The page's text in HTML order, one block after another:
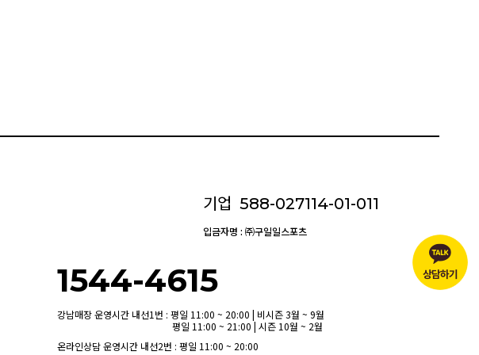
기업 588-027114-01-011
입금자명 : ㈜구일일스포츠
1544-4615
강남매장 운영시간 내선1번 : 평일 11:00 ~ 20:00 | 비시즌 3월 ~ 9월
평일 11:00 ~ 21:00 | 시즌 10월 ~ 2월
온라인상담 운영시간 내선2번 : 평일 11:00 ~ 20:00